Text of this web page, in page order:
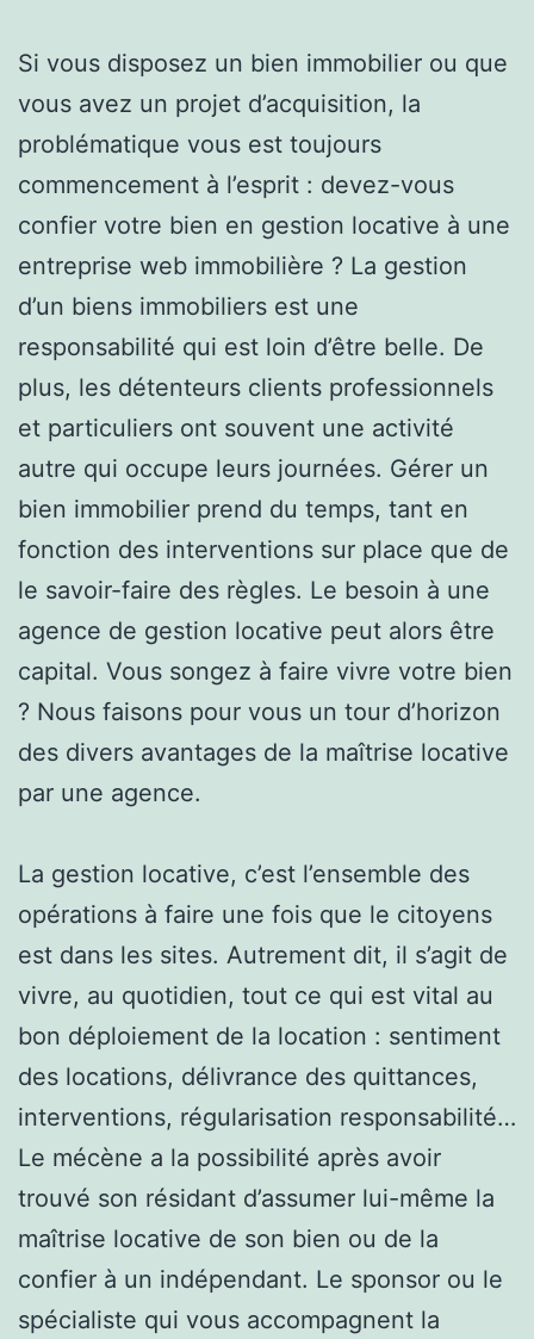
Si vous disposez un bien immobilier ou que
vous avez un projet d’acquisition, la
problématique vous est toujours
commencement à l’esprit : devez-vous
confier votre bien en gestion locative à une
entreprise web immobilière ? La gestion
d’un biens immobiliers est une
responsabilité qui est loin d’être belle. De
plus, les détenteurs clients professionnels
et particuliers ont souvent une activité
autre qui occupe leurs journées. Gérer un
bien immobilier prend du temps, tant en
fonction des interventions sur place que de
le savoir-faire des règles. Le besoin à une
agence de gestion locative peut alors être
capital. Vous songez à faire vivre votre bien
? Nous faisons pour vous un tour d’horizon
des divers avantages de la maîtrise locative
par une agence.
La gestion locative, c’est l’ensemble des
opérations à faire une fois que le citoyens
est dans les sites. Autrement dit, il s’agit de
vivre, au quotidien, tout ce qui est vital au
bon déploiement de la location : sentiment
des locations, délivrance des quittances,
interventions, régularisation responsabilité…
Le mécène a la possibilité après avoir
trouvé son résidant d’assumer lui-même la
maîtrise locative de son bien ou de la
confier à un indépendant. Le sponsor ou le
spécialiste qui vous accompagnent la